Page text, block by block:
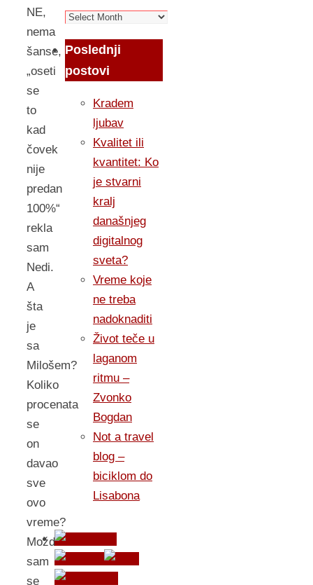
NE,
nema
šanse,
„oseti
se
to
kad
čovek
nije
predan
100%“
rekla
sam
Nedi.
A
šta
je
sa
Milošem?
Koliko
procenata
se
on
davao
sve
ovo
vreme?
Možda
sam
se
Arhiva
Poslednji
postovi
Kradem
ljubav
Kvalitet ili
kvantitet: Ko
je stvarni
kralj
današnjeg
digitalnog
sveta?
Vreme koje
ne treba
nadoknaditi
Život teče u
laganom
ritmu –
Zvonko
Bogdan
Not a travel
blog –
biciklom do
Lisabona